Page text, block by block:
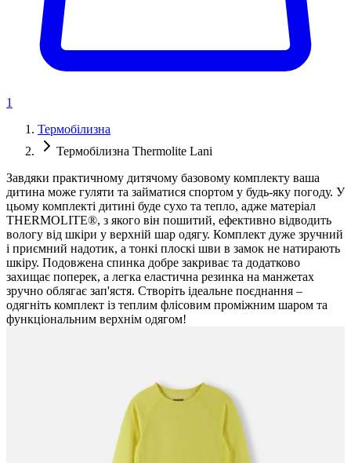
1
Термобілизна
Термобілизна Thermolite Lani
Завдяки практичному дитячому базовому комплекту ваша
дитина може гуляти та займатися спортом у будь-яку погоду. У
цьому комплекті дитині буде сухо та тепло, адже матеріал
THERMOLITE®, з якого він пошитий, ефективно відводить
вологу від шкіри у верхній шар одягу. Комплект дуже зручний
і приємний надотик, а тонкі плоскі шви в замок не натирають
шкіру. Подовжена спинка добре закриває та додатково
захищає поперек, а легка еластична резинка на манжетах
зручно облягає зап'ястя. Створіть ідеальне поєднання –
одягніть комплект із теплим флісовим проміжним шаром та
функціональним верхнім одягом!